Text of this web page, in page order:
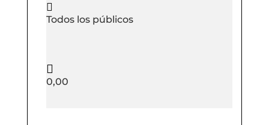

Todos los públicos

0,00